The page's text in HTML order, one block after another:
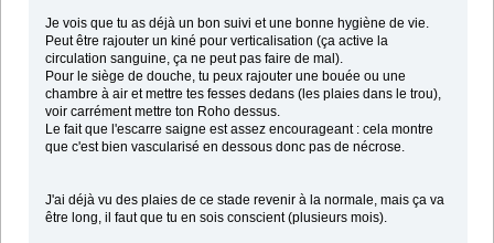
Je vois que tu as déjà un bon suivi et une bonne hygiène de vie.
Peut être rajouter un kiné pour verticalisation (ça active la
circulation sanguine, ça ne peut pas faire de mal).
Pour le siège de douche, tu peux rajouter une bouée ou une
chambre à air et mettre tes fesses dedans (les plaies dans le trou),
voir carrément mettre ton Roho dessus.
Le fait que l'escarre saigne est assez encourageant : cela montre
que c'est bien vascularisé en dessous donc pas de nécrose.
J'ai déjà vu des plaies de ce stade revenir à la normale, mais ça va
être long, il faut que tu en sois conscient (plusieurs mois).